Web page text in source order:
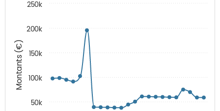
Montants (€)
50k
100k
150k
200k
250k